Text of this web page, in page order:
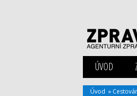
ÚVOD
Úvod »